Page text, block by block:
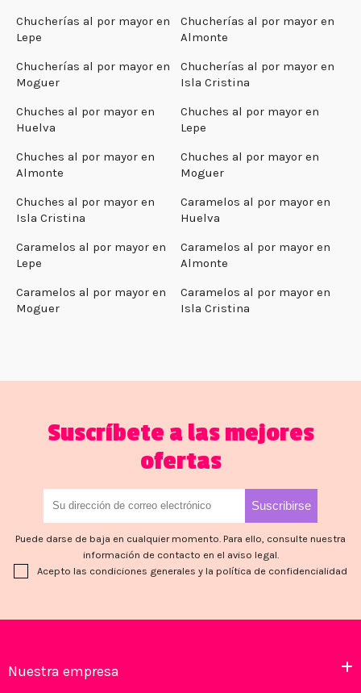
Chucherías al por mayor en
Lepe
Chucherías al por mayor en
Almonte
Chucherías al por mayor en
Moguer
Chucherías al por mayor en
Isla Cristina
Chuches al por mayor en
Huelva
Chuches al por mayor en
Lepe
Chuches al por mayor en
Almonte
Chuches al por mayor en
Moguer
Chuches al por mayor en
Isla Cristina
Caramelos al por mayor en
Huelva
Caramelos al por mayor en
Lepe
Caramelos al por mayor en
Almonte
Caramelos al por mayor en
Moguer
Caramelos al por mayor en
Isla Cristina
Suscríbete a las mejores
ofertas
Puede darse de baja en cualquier momento. Para ello, consulte nuestra
información de contacto en el aviso legal.
Acepto las condiciones generales y la política de confidencialidad
Nuestra empresa